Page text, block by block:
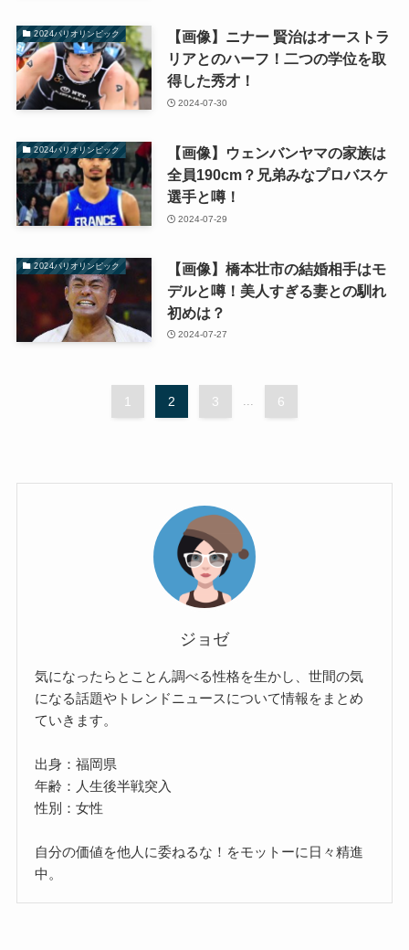
2024パリオリンピック
【画像】ニナー 賢治はオーストラ
リアとのハーフ！二つの学位を取
得した秀才！
2024-07-30
2024パリオリンピック
【画像】ウェンバンヤマの家族は
全員190cm？兄弟みなプロバスケ
選手と噂！
2024-07-29
2024パリオリンピック
【画像】橋本壮市の結婚相手はモ
デルと噂！美人すぎる妻との馴れ
初めは？
2024-07-27
1 2 3 ... 6
ジョゼ
気になったらとことん調べる性格を生かし、世間の気
になる話題やトレンドニュースについて情報をまとめ
ていきます。
出身：福岡県
年齢：人生後半戦突入
性別：女性
自分の価値を他人に委ねるな！をモットーに日々精進
中。